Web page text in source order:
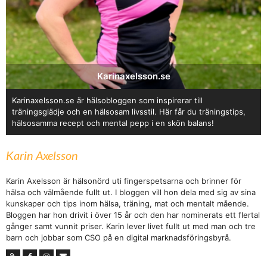
Karinaxelsson.se
Karinaxelsson.se är hälsobloggen som inspirerar till
träningsglädje och en hälsosam livsstil. Här får du träningstips,
hälsosamma recept och mental pepp i en skön balans!
Karin Axelsson
Karin Axelsson är hälsonörd uti fingerspetsarna och brinner för
hälsa och välmående fullt ut. I bloggen vill hon dela med sig av sina
kunskaper och tips inom hälsa, träning, mat och mentalt mående.
Bloggen har hon drivit i över 15 år och den har nominerats ett flertal
gånger samt vunnit priser. Karin lever livet fullt ut med man och tre
barn och jobbar som CSO på en digital marknadsföringsbyrå.